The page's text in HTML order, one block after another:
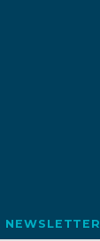
NEWSLETTER